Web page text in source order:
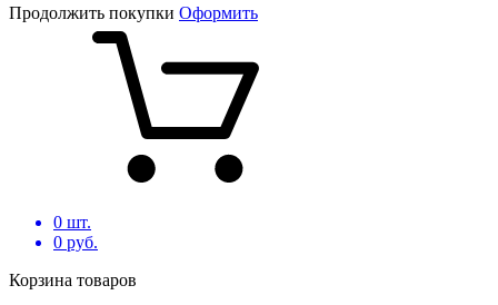
Продолжить покупки Оформить
0 шт.
0 руб.
Корзина товаров